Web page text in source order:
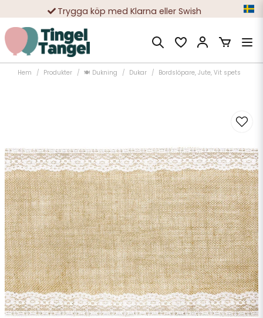
Trygga köp med Klarna eller Swish
10 000-tals nöjda kunder
Hem Produkter 🍽️ Dukning Dukar Bordslöpare, Jute, Vit spets